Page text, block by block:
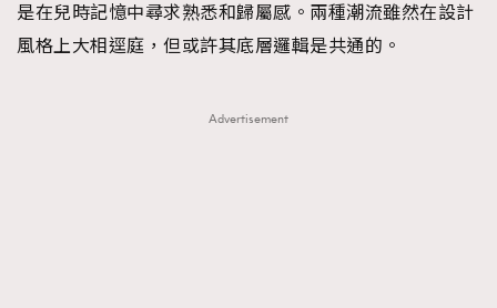
是在兒時記憶中尋求熟悉和歸屬感。兩種潮流雖然在設計
風格上大相逕庭，但或許其底層邏輯是共通的。
Advertisement